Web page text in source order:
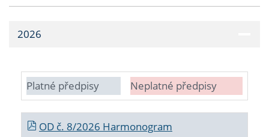
2026
Platné předpisy Neplatné předpisy
OD č. 8/2026 Harmonogram